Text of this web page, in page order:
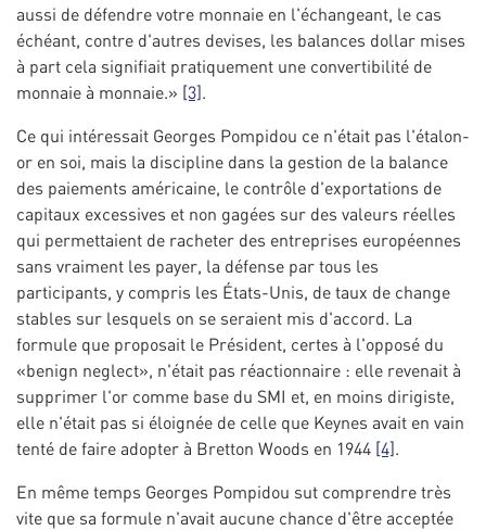
aussi de défendre votre monnaie en l'échangeant, le cas
échéant, contre d'autres devises, les balances dollar mises
à part cela signifiait pratiquement une convertibilité de
monnaie à monnaie.» [3].
Ce qui intéressait Georges Pompidou ce n'était pas l'étalon-
or en soi, mais la discipline dans la gestion de la balance
des paiements américaine, le contrôle d'exportations de
capitaux excessives et non gagées sur des valeurs réelles
qui permettaient de racheter des entreprises européennes
sans vraiment les payer, la défense par tous les
participants, y compris les États-Unis, de taux de change
stables sur lesquels on se seraient mis d'accord. La
formule que proposait le Président, certes à l'opposé du
«benign neglect», n'était pas réactionnaire : elle revenait à
supprimer l'or comme base du SMI et, en moins dirigiste,
elle n'était pas si éloignée de celle que Keynes avait en vain
tenté de faire adopter à Bretton Woods en 1944 [4].
En même temps Georges Pompidou sut comprendre très
vite que sa formule n'avait aucune chance d'être acceptée